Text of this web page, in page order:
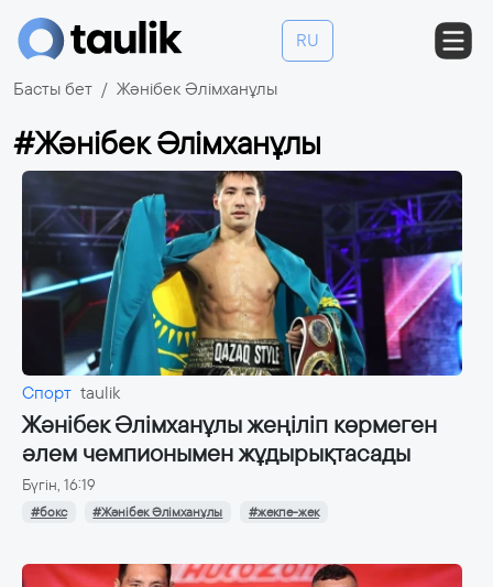
RU
Басты бет Жәнібек Әлімханұлы
#Жәнібек Әлімханұлы
Спорт taulik
Жәнібек Әлімханұлы жеңіліп көрмеген
әлем чемпионымен жұдырықтасады
Бүгін, 16:19
#бокс #Жәнібек Әлімханұлы #жекпе-жек